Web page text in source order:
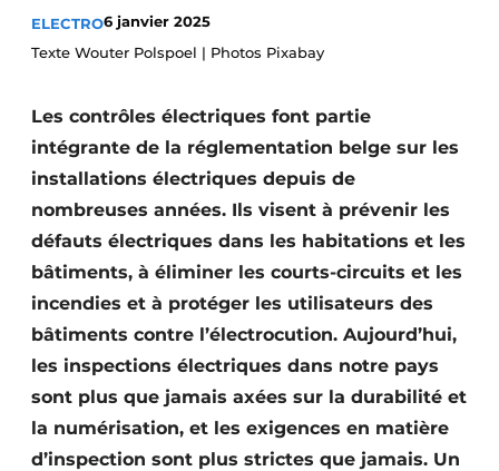
S’inscrire à l’événement
S’inscrire
Video’s
ELECTRO6 janvier 2025
Texte Wouter Polspoel | Photos Pixabay
Les contrôles électriques font partie
intégrante de la réglementation belge sur les
installations électriques depuis de
nombreuses années. Ils visent à prévenir les
défauts électriques dans les habitations et les
bâtiments, à éliminer les courts-circuits et les
incendies et à protéger les utilisateurs des
bâtiments contre l’électrocution. Aujourd’hui,
les inspections électriques dans notre pays
sont plus que jamais axées sur la durabilité et
la numérisation, et les exigences en matière
d’inspection sont plus strictes que jamais. Un